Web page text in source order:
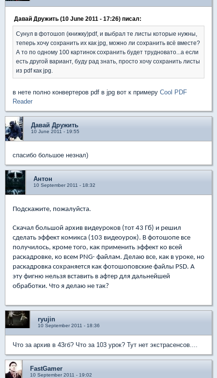
Давай Дружить (10 June 2011 - 17:26) писал:
Сунул в фотошоп (книжку)pdf, и выбрал те листы которые нужны,
теперь хочу сохранить их как jpg, можно ли сохранить всё вместе?
А то по одному 100 картинок сохранить будет трудновато...а если
есть другой вариант, буду рад знать, просто хочу сохранить листы
из pdf как jpg.
в нете полно конвертеров pdf в jpg вот к примеру Cool PDF
Reader
Давай Дружить
10 June 2011 - 19:55
спасибо большое незнал)
Антон
10 September 2011 - 18:32
Подскажите, пожалуйста.
Скачал большой архив видеуроков (тот 43 Гб) и решил
сделать эффект комикса (103 видеоурок). В фотошопе все
получилось, кроме того, как применить эффект ко всей
раскадровке, ко всем PNG- файлам. Делаю все, как в уроке, но
раскадровка сохраняется как фотошоповские файлы PSD. А
эту фигню нельзя вставить в афтер для дальнейшей
обработки. Что я делаю не так?
ryujin
10 September 2011 - 18:36
Что за архив в 43гб? Что за 103 урок? Тут нет экстрасенсов....
FastGamer
10 September 2011 - 19:02